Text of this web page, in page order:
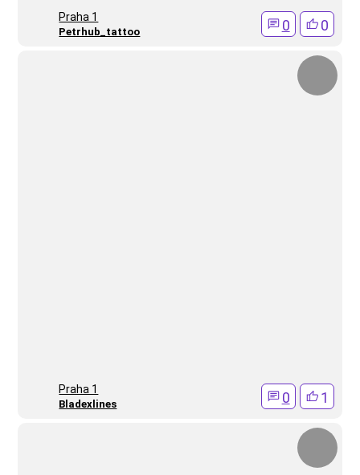
Praha 1
Petrhub_tattoo 0 0
Praha 1
Bladexlines 0 1